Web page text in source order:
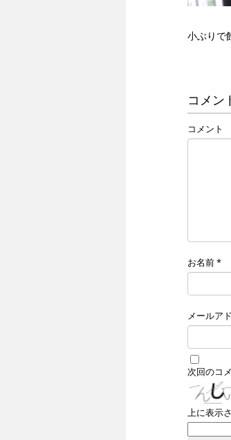
小ぶりで
コメン
コメント
お名前*
メールア
次回のコ
上に表示